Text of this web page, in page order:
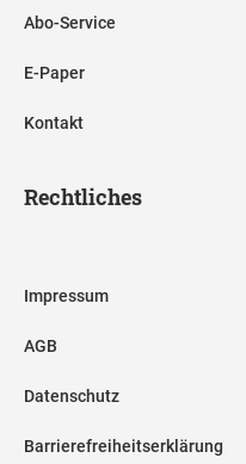
Abo-Service
E-Paper
Kontakt
Rechtliches
Impressum
AGB
Datenschutz
Barrierefreiheitserklärung